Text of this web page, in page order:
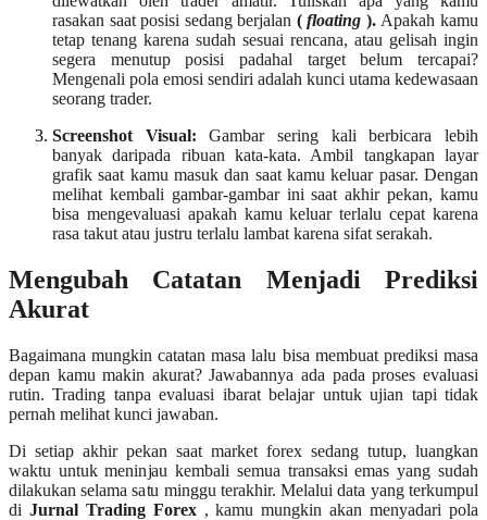
rasakan saat posisi sedang berjalan ( floating ). Apakah kamu
tetap tenang karena sudah sesuai rencana, atau gelisah ingin
segera menutup posisi padahal target belum tercapai?
Mengenali pola emosi sendiri adalah kunci utama kedewasaan
seorang trader.
Screenshot Visual:
Gambar sering kali berbicara lebih
banyak daripada ribuan kata-kata. Ambil tangkapan layar
grafik saat kamu masuk dan saat kamu keluar pasar. Dengan
melihat kembali gambar-gambar ini saat akhir pekan, kamu
bisa mengevaluasi apakah kamu keluar terlalu cepat karena
rasa takut atau justru terlalu lambat karena sifat serakah.
Mengubah Catatan Menjadi Prediksi
Akurat
Bagaimana mungkin catatan masa lalu bisa membuat prediksi masa
depan kamu makin akurat? Jawabannya ada pada proses evaluasi
rutin. Trading tanpa evaluasi ibarat belajar untuk ujian tapi tidak
pernah melihat kunci jawaban.
Di setiap akhir pekan saat market forex sedang tutup, luangkan
waktu untuk meninjau kembali semua transaksi emas yang sudah
dilakukan selama satu minggu terakhir. Melalui data yang terkumpul
di Jurnal Trading Forex , kamu mungkin akan menyadari pola